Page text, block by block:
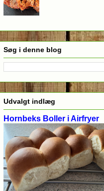
Søg i denne blog
Udvalgt indlæg
Hornbeks Boller i Airfryer